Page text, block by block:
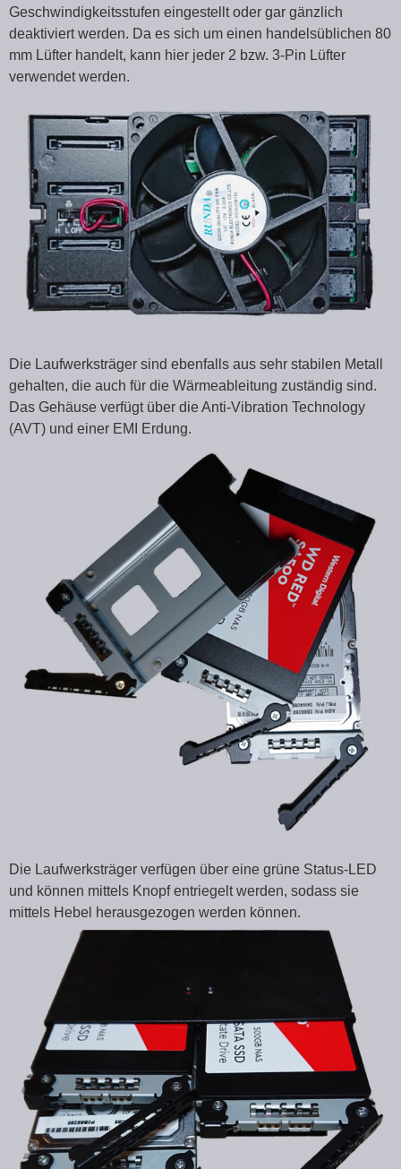
Geschwindigkeitsstufen eingestellt oder gar gänzlich
deaktiviert werden. Da es sich um einen handelsüblichen 80
mm Lüfter handelt, kann hier jeder 2 bzw. 3-Pin Lüfter
verwendet werden.
Die Laufwerksträger sind ebenfalls aus sehr stabilen Metall
gehalten, die auch für die Wärmeableitung zuständig sind.
Das Gehäuse verfügt über die Anti-Vibration Technology
(AVT) und einer EMI Erdung.
Die Laufwerksträger verfügen über eine grüne Status-LED
und können mittels Knopf entriegelt werden, sodass sie
mittels Hebel herausgezogen werden können.